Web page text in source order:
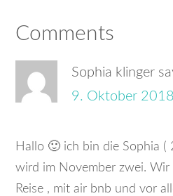
Comments
Sophia klinger
9. Oktober
Hallo 🙂 ich bin die Sophia (
wird im November zwei.
Reise , mit air bnb und vor